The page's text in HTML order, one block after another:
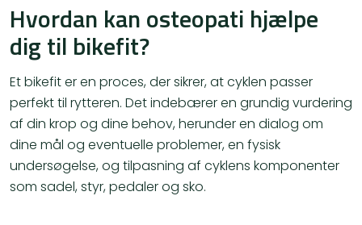
Hvordan kan osteopati hjælpe
dig til bikefit?
Et bikefit er en proces, der sikrer, at cyklen passer
perfekt til rytteren. Det indebærer en grundig vurdering
af din krop og dine behov, herunder en dialog om
dine mål og eventuelle problemer, en fysisk
undersøgelse, og tilpasning af cyklens komponenter
som sadel, styr, pedaler og sko.